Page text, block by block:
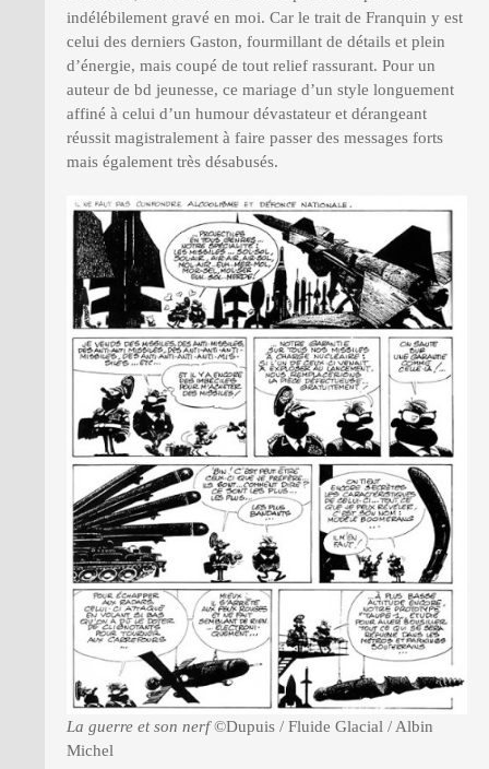
indélébilement gravé en moi. Car le trait de Franquin y est
celui des derniers Gaston, fourmillant de détails et plein
d’énergie, mais coupé de tout relief rassurant. Pour un
auteur de bd jeunesse, ce mariage d’un style longuement
affiné à celui d’un humour dévastateur et dérangeant
réussit magistralement à faire passer des messages forts
mais également très désabusés.
La guerre et son nerf©Dupuis / Fluide Glacial / Albin
Michel